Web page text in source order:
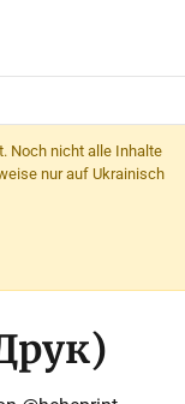
Noch nicht alle Inhalte
nur auf Ukrainisch